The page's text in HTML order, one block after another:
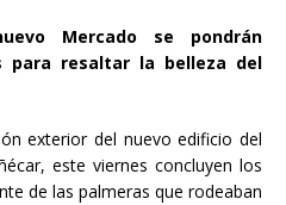
Mercado se pondrán
para resaltar la belleza del
exterior del nuevo edificio del
este viernes concluyen los
de las palmeras que rodeaban